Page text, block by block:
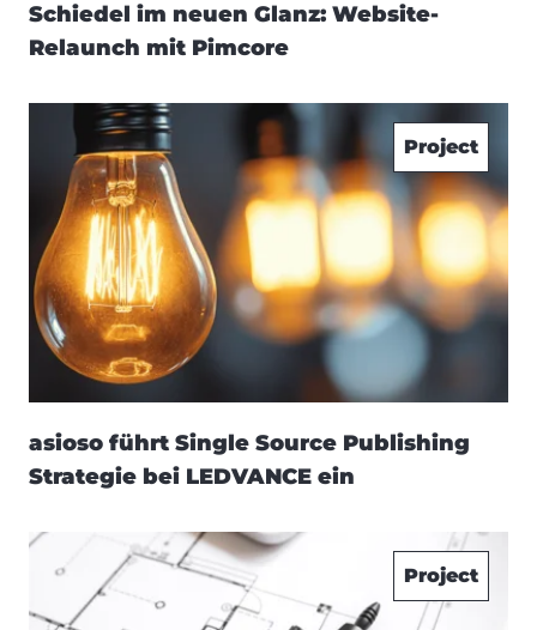
Schiedel im neuen Glanz: Website-
Relaunch mit Pimcore
Project
asioso führt Single Source Publishing
Strategie bei LEDVANCE ein
Project